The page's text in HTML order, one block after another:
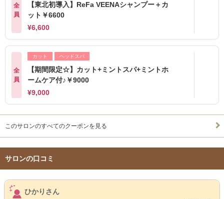
全
員
【東北初導入】ReFa VEENAシャンプー＋カ
ット￥6600
¥6,600
全
員
カット ヘッドスパ
【期間限定☆】カット+ミントスパ+ミントホ
ームケア付♪￥9000
¥9,000
このサロンのすべてのクーポンを見る
サロンの口コミ
サロンPick Up
ひかりさん